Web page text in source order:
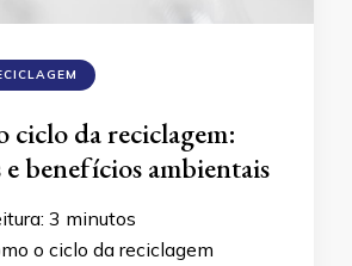
ciclo da reciclagem:
e benefícios ambientais
3 minutos
o ciclo da reciclagem